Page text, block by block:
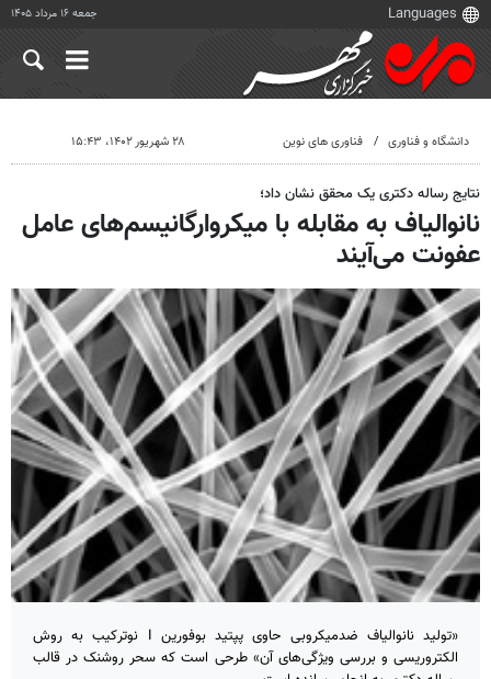
جمعه ۱۶ مرداد ۱۴۰۵
دانشگاه و فناوری فناوری های نوین ۲۸ شهریور ۱۴۰۲، ۱۵:۴۳
نتایج رساله دکتری یک محقق نشان داد؛
نانوالیاف‌ به مقابله با میکروارگانیسم‌های عامل
عفونت می‌آیند
«تولید نانوالیاف ضدمیکروبی حاوی پپتید بوفورین I نوترکیب به روش
الکتروریسی و بررسی ویژگی‌های آن» طرحی است که سحر روشنک در قالب